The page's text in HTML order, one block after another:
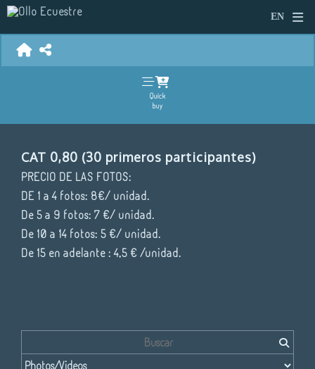
Quick
buy
CAT 0,80 (30 primeros participantes)
PRECIO DE LAS FOTOS:
DE 1 a 4 fotos: 8€/ unidad.
De 5 a 9 fotos: 7 €/ unidad.
De 10 a 14 fotos: 5 €/ unidad.
De 15 en adelante : 4,5 € /unidad.